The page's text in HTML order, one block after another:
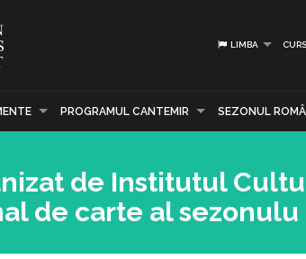
LIMBA
PROGRAMUL CANTEMIR SEZONUL
de Institutul
de carte al sezonulu